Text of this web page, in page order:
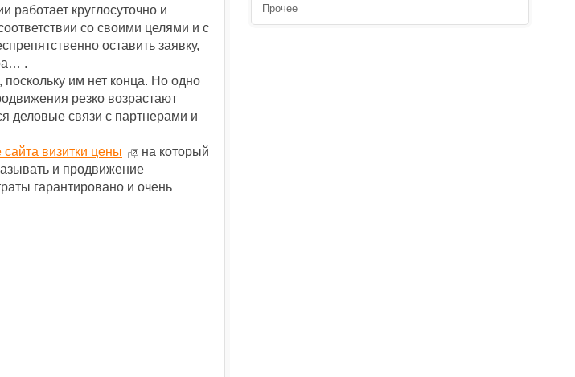
круглосуточно и
со своими целями и с
оставить заявку,
.
им нет конца. Но одно
резко возрастают
деловые связи с партнерами и
визитки цены
на который
и продвижение
гарантировано и очень
Прочее